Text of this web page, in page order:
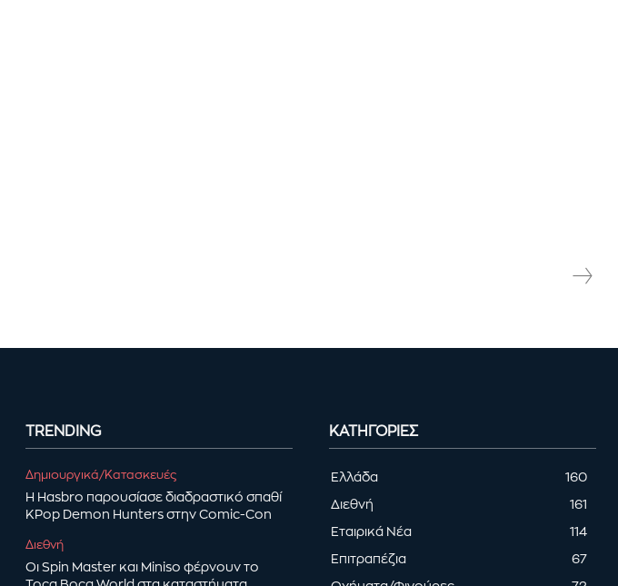
TRENDING
Δημιουργικά/Κατασκευές
Η Hasbro παρουσίασε διαδραστικό σπαθί
KPop Demon Hunters στην Comic-Con
Διεθνή
Οι Spin Master και Miniso φέρνουν το
ΚΑΤΗΓΟΡΊΕΣ
Ελλάδα 160
Διεθνή 161
Εταιρικά Νέα 114
Επιτραπέζια 67